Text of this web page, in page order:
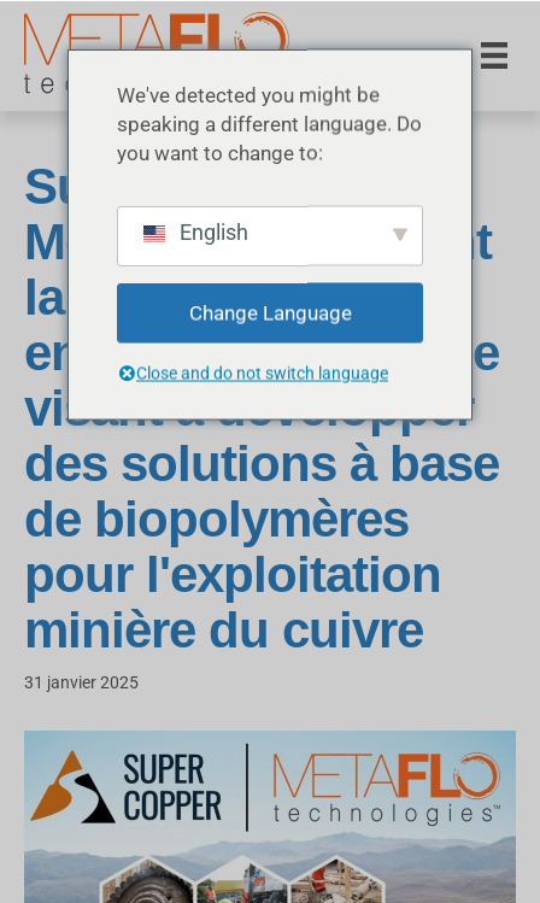
Super Copper et
MetaFLO annoncent
la création d'une
entreprise commune
visant à développer
des solutions à base
de biopolymères
pour l'exploitation
minière du cuivre
31 janvier 2025
We've detected you might be
speaking a different language. Do
you want to change to:
English
Change Language
Close and do not switch language